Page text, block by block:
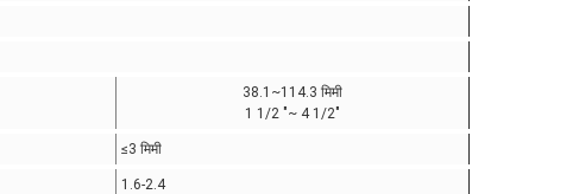
38.1~114.3 मिमी
1 1/2 "~ 4 1/2"
≤3 मिमी
1.6-2.4